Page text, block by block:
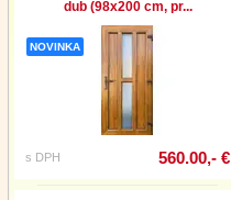
dub (98x200 cm, pr...
NOVINKA
s DPH 560.00,- €